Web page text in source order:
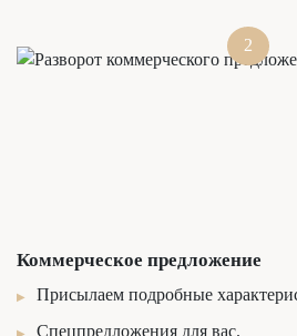
2
Коммерческое предложение
Присылаем подробные
Спецпредложения для вас.